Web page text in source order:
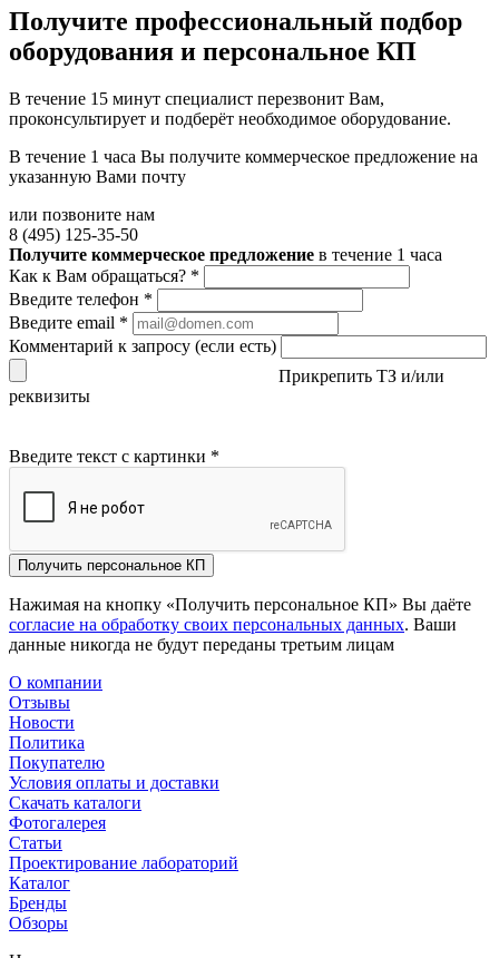
Получите профессиональный подбор
оборудования и персональное КП
В течение 15 минут специалист перезвонит Вам,
проконсультирует и подберёт необходимое оборудование.
В течение 1 часа Вы получите коммерческое предложение на
указанную Вами почту
или позвоните нам
8 (495) 125-35-50
Получите коммерческое предложение в течение 1 часа
Как к Вам обращаться? *
Введите телефон *
Введите email *
Комментарий к запросу (если есть)
Прикрепить ТЗ и/или
реквизиты
Введите текст с картинки *
Получить персональное КП
Нажимая на кнопку «Получить персональное КП» Вы даёте
согласие на обработку своих персональных данных. Ваши
данные никогда не будут переданы третьим лицам
О компании
Отзывы
Новости
Политика
Покупателю
Условия оплаты и доставки
Скачать каталоги
Фотогалерея
Статьи
Проектирование лабораторий
Каталог
Бренды
Обзоры